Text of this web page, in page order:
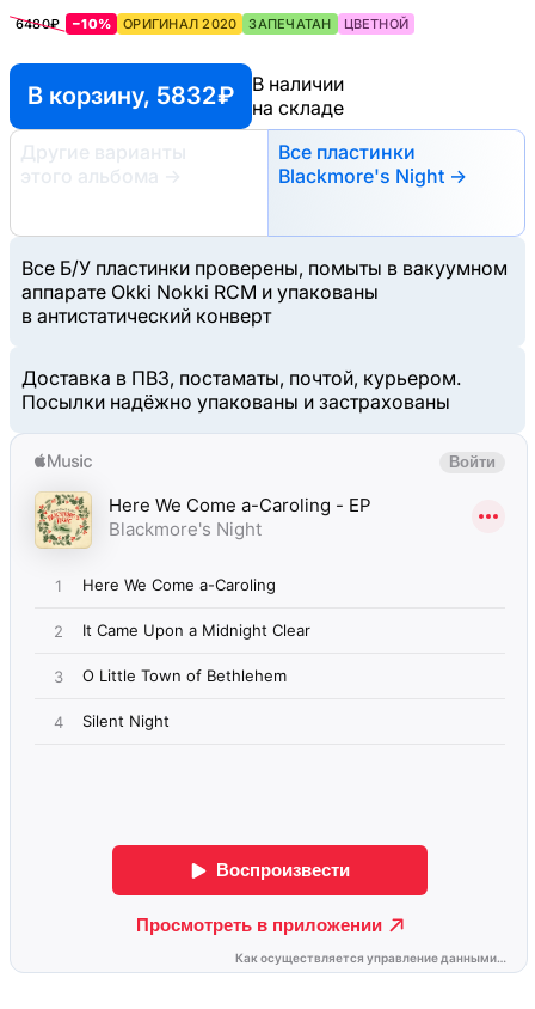
6480₽ −10% ОРИГИНАЛ 2020 ЗАПЕЧАТАН ЦВЕТНОЙ
В корзину, 5832 ₽
В наличии
на складе
Другие варианты
этого альбома
→
Все пластинки
Blackmore's Night →
Все Б/У пластинки проверены, помыты в вакуумном
аппарате Okki Nokki RCM и упакованы
в антистатический конверт
Доставка в ПВЗ, постаматы, почтой, курьером.
Посылки надёжно упакованы и застрахованы